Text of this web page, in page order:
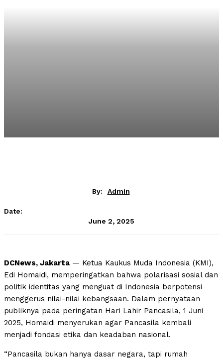
By: Admin
Date:
June 2, 2025
DCNews, Jakarta — Ketua Kaukus Muda Indonesia (KMI),
Edi Homaidi, memperingatkan bahwa polarisasi sosial dan
politik identitas yang menguat di Indonesia berpotensi
menggerus nilai-nilai kebangsaan. Dalam pernyataan
publiknya pada peringatan Hari Lahir Pancasila, 1 Juni
2025, Homaidi menyerukan agar Pancasila kembali
menjadi fondasi etika dan keadaban nasional.
“Pancasila bukan hanya dasar negara, tapi rumah